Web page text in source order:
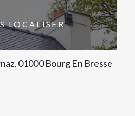
LOCALISER
01000 Bourg En Bresse